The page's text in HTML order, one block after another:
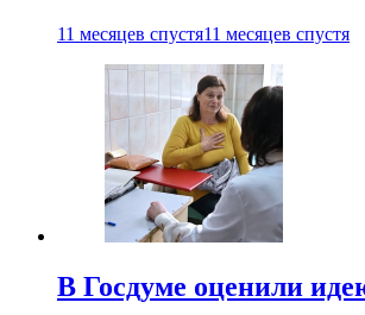
11 месяцев спустя11 месяцев спустя
В Госдуме оценили